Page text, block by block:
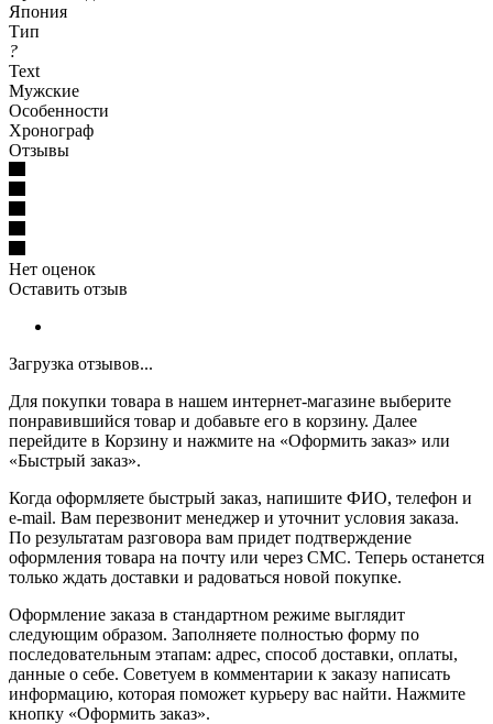
Япония
Тип
?
Text
Мужские
Особенности
Хронограф
Отзывы
Нет оценок
Оставить отзыв
Загрузка отзывов...
Для покупки товара в нашем интернет-магазине выберите
понравившийся товар и добавьте его в корзину. Далее
перейдите в Корзину и нажмите на «Оформить заказ» или
«Быстрый заказ».
Когда оформляете быстрый заказ, напишите ФИО, телефон и
e-mail. Вам перезвонит менеджер и уточнит условия заказа.
По результатам разговора вам придет подтверждение
оформления товара на почту или через СМС. Теперь останется
только ждать доставки и радоваться новой покупке.
Оформление заказа в стандартном режиме выглядит
следующим образом. Заполняете полностью форму по
последовательным этапам: адрес, способ доставки, оплаты,
данные о себе. Советуем в комментарии к заказу написать
информацию, которая поможет курьеру вас найти. Нажмите
кнопку «Оформить заказ».